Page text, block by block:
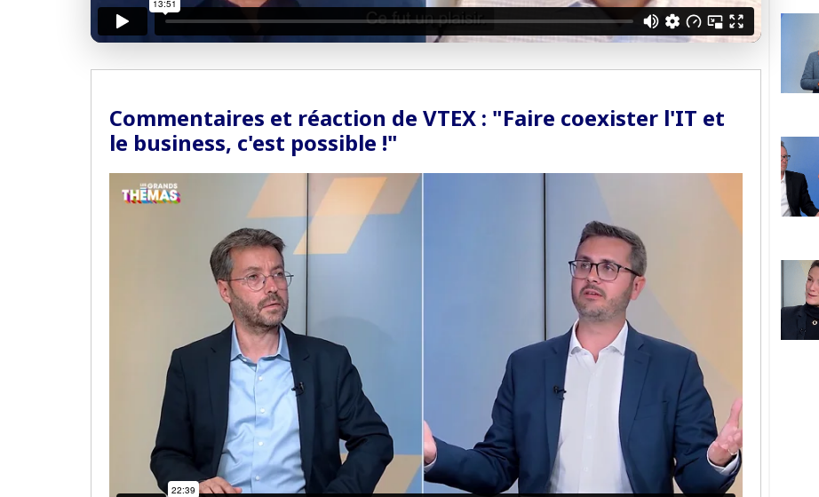
Accès sécurisé
Pas encore abonné ? Découvrir nos offres →
Commentaires et réaction de VTEX : "Faire coexister l'IT et
le business, c'est possible !"